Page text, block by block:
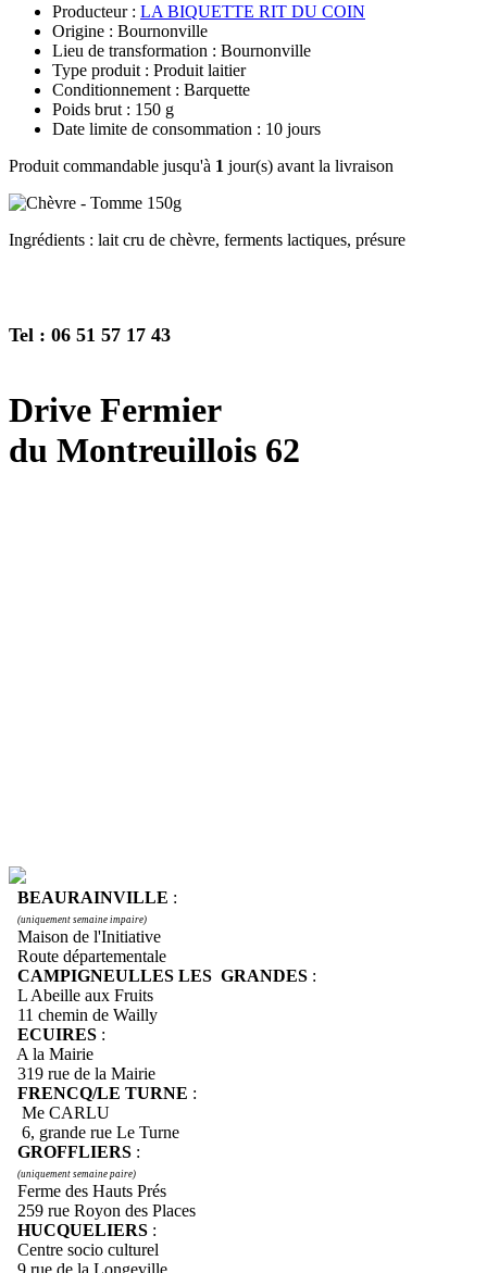
Producteur : LA BIQUETTE RIT DU COIN
Origine : Bournonville
Lieu de transformation : Bournonville
Type produit : Produit laitier
Conditionnement : Barquette
Poids brut : 150 g
Date limite de consommation : 10 jours
Produit commandable jusqu'à 1 jour(s) avant la livraison
Ingrédients : lait cru de chèvre, ferments lactiques, présure
Tel : 06 51 57 17 43
Drive Fermier
du Montreuillois 62
BEAURAINVILLE :
(uniquement semaine impaire)
Maison de l'Initiative
Route départementale
CAMPIGNEULLES LES GRANDES :
L Abeille aux Fruits
11 chemin de Wailly
ECUIRES :
A la Mairie
319 rue de la Mairie
FRENCQ/LE TURNE :
Me CARLU
6, grande rue Le Turne
GROFFLIERS :
(uniquement semaine paire)
Ferme des Hauts Prés
259 rue Royon des Places
HUCQUELIERS :
Centre socio culturel
9 rue de la Longeville